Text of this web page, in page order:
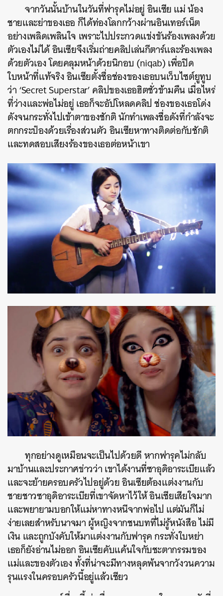
จากวันนั้นบ้านในวันที่ฟารุคไม่อยู่ อินเซีย แม่ น้อง
ชายและย่าของเธอ ก็ได้ท่องโลกกว้างผ่านอินเทอร์เน็ต
อย่างเพลิดเพลินใจ เพราะไปประกวดแข่งขันร้องเพลงด้วย
ตัวเองไม่ได้ อินเซียจึงเริ่มถ่ายคลิปเล่นกีตาร์และร้องเพลง
ด้วยตัวเอง โดยคลุมหน้าด้วยนิกอบ (niqab) เพื่อปิด
ใบหน้าที่แท้จริง อินเซียตั้งชื่อช่องของเธอบนเว็บไซต์ยูทูบ
ว่า ‘Secret Superstar’ คลิปของเธอฮิตชั่วข้ามคืน เมื่อไหร่
ที่ว่างและพ่อไม่อยู่ เธอก็จะอัปโหลดคลิป ช่องของเธอโด่ง
ดังจนกระทั่งไปเข้าตาของชักติ นักทำเพลงชื่อดังที่กำลังจะ
ตกกระป๋องด้วยเรื่องส่วนตัว อินเซียหาทางติดต่อกับชักติ
และทดสอบเสียงร้องของเธอต่อหน้าเขา
ทุกอย่างดูเหมือนจะเป็นไปด้วยดี หากฟารุคไม่กลับ
มาบ้านและประกาศข่าวว่า เขาได้งานที่ซาอุดิอาระเบียแล้ว
และจะย้ายครอบครัวไปอยู่ด้วย อินเซียต้องแต่งงานกับ
ชายชาวซาอุดิอาระเบียที่เขาจัดหาไว้ให้ อินเซียเสียใจมาก
และพยายามบอกให้แม่หาทางหนีจากพ่อไป แต่มันก็ไม่
ง่ายเลยสำหรับนาจมา ผู้หญิงจากชนบทที่ไม่รู้หนังสือ ไม่มี
เงิน และถูกบังคับให้มาแต่งงานกับฟารุค กระทั่งใบหย่า
เธอก็ยังอ่านไม่ออก อินเซียคับแค้นใจกับชะตากรรมของ
แม่และของตัวเอง ทั้งที่น่าจะมีทางหลุดพ้นจากวังวนความ
รุนแรงในครอบครัวนี้อยู่แล้วเชียว